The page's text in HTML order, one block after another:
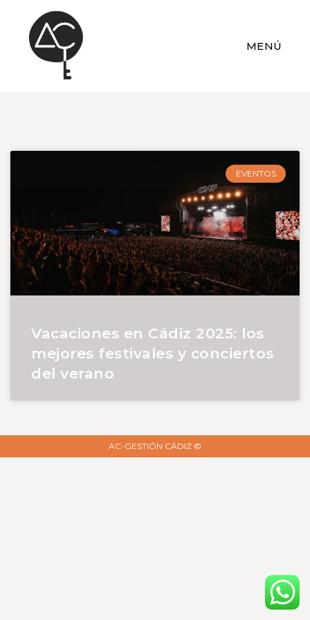
MENÚ
EVENTOS
Vacaciones en Cádiz 2025: los
mejores festivales y conciertos
del verano
AC-GESTIÓN CÁDIZ ©